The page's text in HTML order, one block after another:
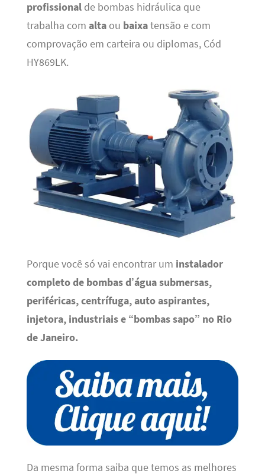
profissionalde bombas hidráulica que
trabalha com altaou baixatensão e com
comprovação em carteira ou diplomas, Cód
HY869LK.
Porque você só vai encontrar um instalador
completo de bombas d’água submersas,
periféricas, centrífuga, auto aspirantes,
injetora, industriais e “bombas sapo” no Rio
de Janeiro.
Da mesma forma saiba que temos as melhores